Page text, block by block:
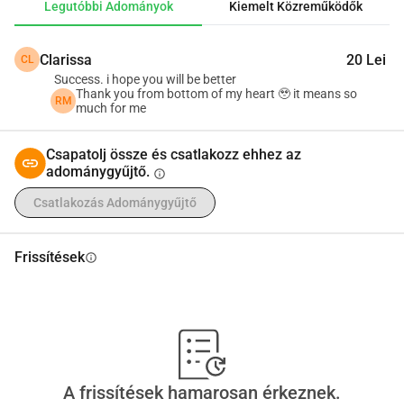
nehéz helyzetet.
Köszönöm szépen, hogy elolvastad a történetemet. A
támogatásod mindent jelent.
Legutóbbi Adományok Kiemelt Közreműködők
CL Clarissa 20 Lei
Success. i hope you will be better
RM Thank you from bottom of my heart 🥹 it means so
much for me
Csapatolj össze és csatlakozz ehhez az
adománygyűjtő. info
Csatlakozás Adománygyűjtő
Frissítésekinfo
A frissítések hamarosan érkeznek.